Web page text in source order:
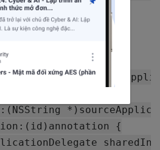
= self.view.center;
:
{